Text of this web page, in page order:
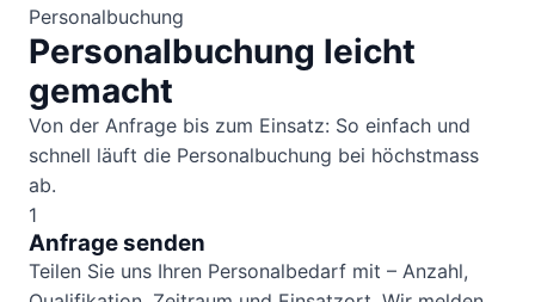
Personalbuchung
Personalbuchung leicht
gemacht
Von der Anfrage bis zum Einsatz: So einfach und
schnell läuft die Personalbuchung bei höchstmass
ab.
1
Anfrage senden
Teilen Sie uns Ihren Personalbedarf mit – Anzahl,